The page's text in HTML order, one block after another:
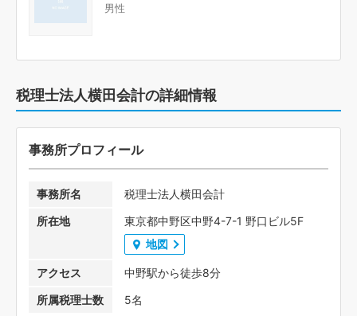
男性
税理士法人横田会計の詳細情報
事務所プロフィール
事務所名
税理士法人横田会計
所在地
東京都中野区中野4-7-1 野口ビル5F
地図
アクセス
中野駅から徒歩8分
所属税理士数
5名